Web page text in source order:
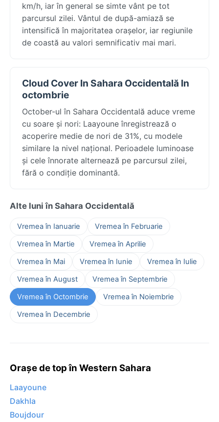
km/h, iar în general se simte vânt pe tot
parcursul zilei. Vântul de după-amiază se
intensifică în majoritatea orașelor, iar regiunile
de coastă au valori semnificativ mai mari.
Cloud Cover In Sahara Occidentală In
octombrie
October-ul în Sahara Occidentală aduce vreme
cu soare și nori: Laayoune înregistrează o
acoperire medie de nori de 31%, cu modele
similare la nivel național. Perioadele luminoase
și cele înnorate alternează pe parcursul zilei,
fără o condiție dominantă.
Alte luni în Sahara Occidentală
Vremea în Ianuarie
Vremea în Februarie
Vremea în Martie
Vremea în Aprilie
Vremea în Mai
Vremea în Iunie
Vremea în Iulie
Vremea în August
Vremea în Septembrie
Vremea în Octombrie
Vremea în Noiembrie
Vremea în Decembrie
Orașe de top în Western Sahara
Laayoune
Dakhla
Boujdour